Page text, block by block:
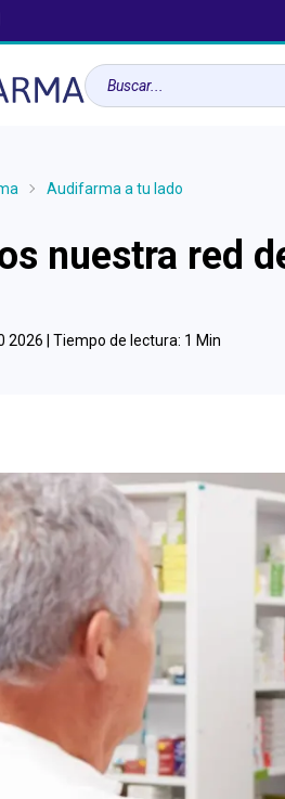
Audifarma a tu lado
nuestra red
2026 | Tiempo de lectura: 1 Min